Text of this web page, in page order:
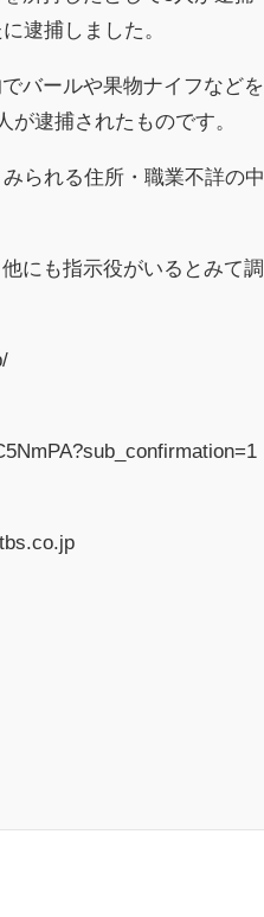
逮捕しました。
バールや果物ナイフなどを
逮捕されたものです。
られる住所・職業不詳の中
にも指示役がいるとみて調